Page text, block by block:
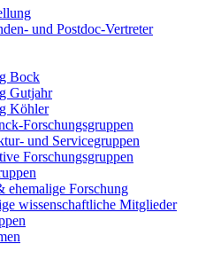
und Postdoc-Vertreter
Bock
Gutjahr
Köhler
Forschungsgruppen
und Servicegruppen
Forschungsgruppen
ehemalige Forschung
wissenschaftliche Mitglieder